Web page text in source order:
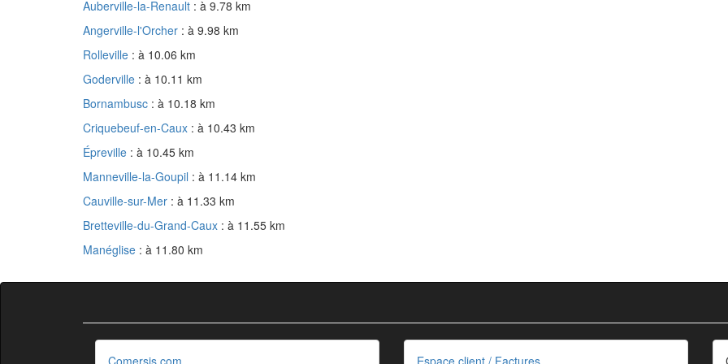
Auberville-la-Renault : à 9.78 km
Angerville-l'Orcher : à 9.98 km
Rolleville : à 10.06 km
Goderville : à 10.11 km
Bornambusc : à 10.18 km
Criquebeuf-en-Caux : à 10.43 km
Épreville : à 10.45 km
Manneville-la-Goupil : à 11.14 km
Cauville-sur-Mer : à 11.33 km
Bretteville-du-Grand-Caux : à 11.55 km
Manéglise : à 11.80 km